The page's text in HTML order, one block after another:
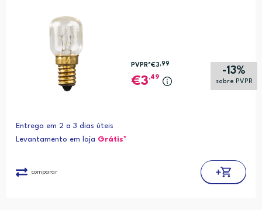
-13%
sobre PVPR
PVPR*€3,99
3,49
Entrega em 2 a 3 dias úteis
Levantamento em loja Grátis*
comparar